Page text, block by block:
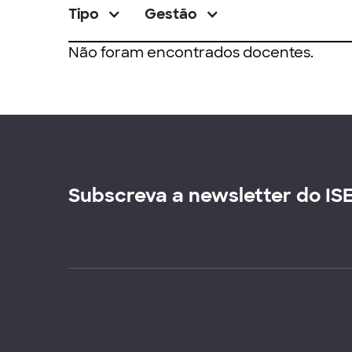
Tipo Gestão
Não foram encontrados docentes.
Subscreva a newsletter do